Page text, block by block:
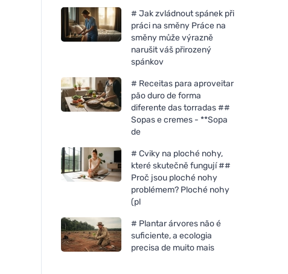
# Jak zvládnout spánek při
práci na směny Práce na
směny může výrazně
narušit váš přirozený
spánkov
# Receitas para aproveitar
pão duro de forma
diferente das torradas ##
Sopas e cremes - **Sopa
de
# Cviky na ploché nohy,
které skutečně fungují ##
Proč jsou ploché nohy
problémem? Ploché nohy
(pl
# Plantar árvores não é
suficiente, a ecologia
precisa de muito mais